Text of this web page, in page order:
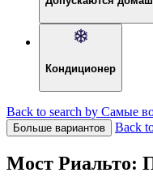
Кондиционер
Back to search by Самые
Больше вариантов Back
Мост Риальто: